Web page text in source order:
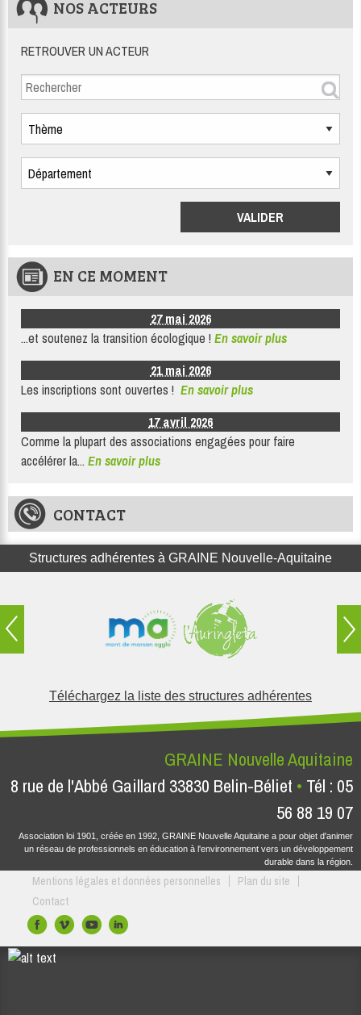
NOS ACTEURS
RETROUVER UN ACTEUR
EN CE MOMENT
27 mai 2026
...et soutenez la transition écologique ! En savoir plus
21 mai 2026
Les inscriptions sont ouvertes ! En savoir plus
17 avril 2026
Comme la plupart des associations engagées pour faire
accélérer la... En savoir plus
CONTACT
Structures adhérentes à GRAINE Nouvelle-Aquitaine
Téléchargez la liste des structures adhérentes
GRAINE Nouvelle Aquitaine
8 rue de l'Abbé Gaillard 33830 Belin-Béliet
Tél : 05
56 88 19 07
Association loi 1901, créée en 1992, GRAINE Nouvelle Aquitaine a pour objet d'animer
un réseau de professionnels en éducation à l'environnement vers un développement
durable dans la région.
Mentions légales et données personnelles
Plan du site
Contact